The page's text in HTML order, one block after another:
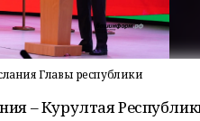
Главы республики
– Курултая